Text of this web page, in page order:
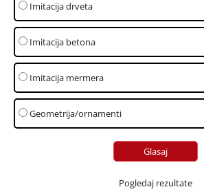
Imitacija drveta
Imitacija betona
Imitacija mermera
Geometrija/ornamenti
Pogledaj rezultate